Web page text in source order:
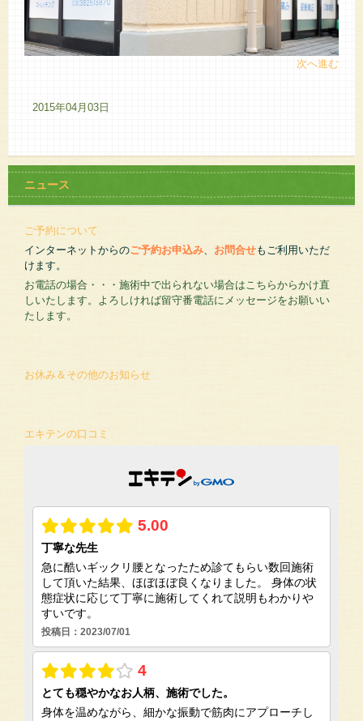
次へ進む
2015年04月03日
ニュース
ご予約について
インターネットからのご予約お申込み お問合せもご利用いただ
けます。
お電話の場合・・・施術中で出られない場合はこちらからかけ直
しいたします。よろしければ留守番電話にメッセージをお願いい
たします。
お休み＆その他のお知らせ
エキテンの口コミ